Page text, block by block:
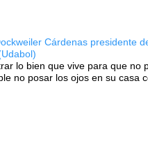
Cárdenas presidente
lo bien que vive para que no
no posar los ojos en su casa